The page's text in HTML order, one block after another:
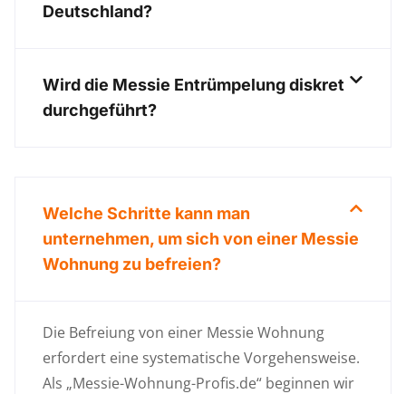
Deutschland?
Wird die Messie Entrümpelung diskret
durchgeführt?
Welche Schritte kann man
unternehmen, um sich von einer Messie
Wohnung zu befreien?
Die Befreiung von einer Messie Wohnung
erfordert eine systematische Vorgehensweise.
Als „Messie-Wohnung-Profis.de“ beginnen wir